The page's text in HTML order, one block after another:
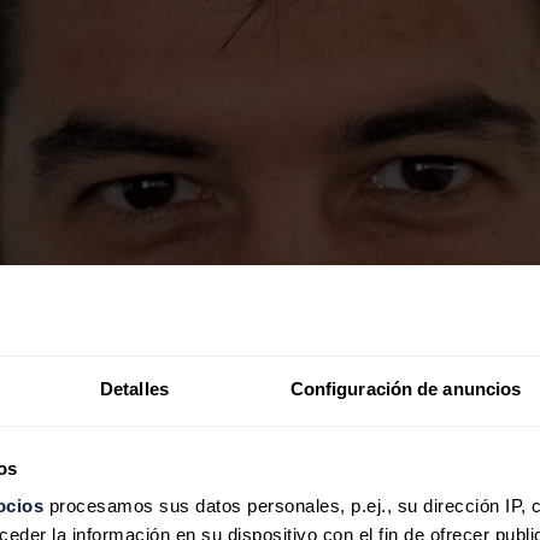
Detalles Configuración de anuncios
procesamos sus datos personales, p.ej., su dirección IP,
la información en su dispositivo con el fin de ofrecer